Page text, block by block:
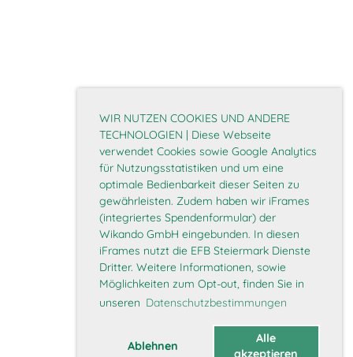
WIR NUTZEN COOKIES UND ANDERE
TECHNOLOGIEN | Diese Webseite
verwendet Cookies sowie Google Analytics
für Nutzungsstatistiken und um eine
optimale Bedienbarkeit dieser Seiten zu
gewährleisten. Zudem haben wir iFrames
(integriertes Spendenformular) der
Wikando GmbH eingebunden. In diesen
iFrames nutzt die EFB Steiermark Dienste
Dritter. Weitere Informationen, sowie
Möglichkeiten zum Opt-out, finden Sie in
unseren Datenschutzbestimmungen
Ablehnen
Alle
akzeptieren